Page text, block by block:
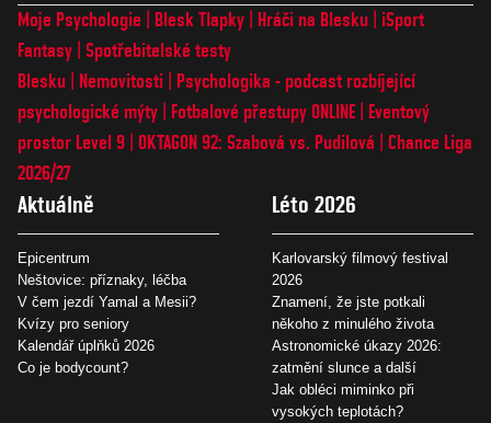
Moje Psychologie Blesk Tlapky Hráči na Blesku
iSport
Fantasy Spotřebitelské testy
Blesku
Nemovitosti
Psychologika - podcast rozbíjející
psychologické mýty
Fotbalové přestupy ONLINE
Eventový
prostor Level 9 OKTAGON 92: Szabová vs. Pudilová
Chance Liga
2026/27
Aktuálně
Epicentrum
Neštovice: příznaky, léčba
V čem jezdí Yamal a Mesii?
Kvízy pro seniory
Kalendář úplňků 2026
Co je bodycount?
Léto 2026
Karlovarský filmový festival
2026
Znamení, že jste potkali
někoho z minulého života
Astronomické úkazy 2026:
zatmění slunce a další
Jak obléci miminko při
vysokých teplotách?